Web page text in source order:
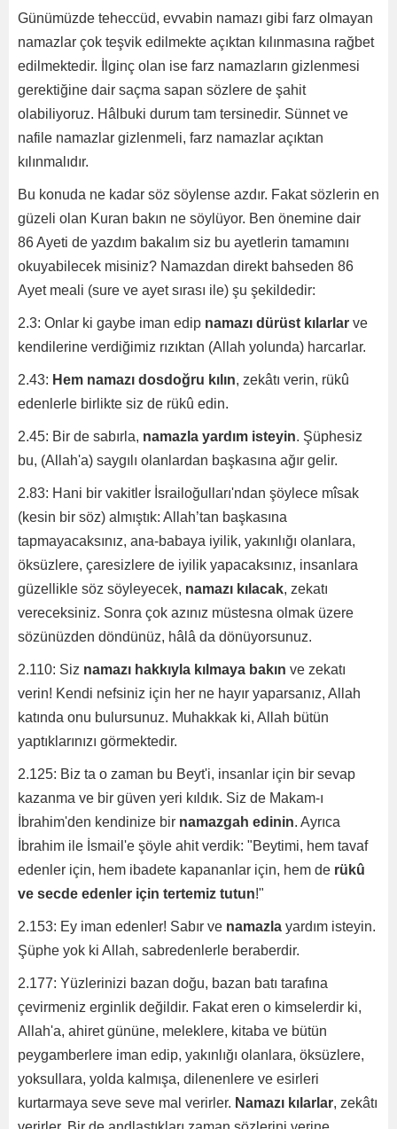
Günümüzde teheccüd, evvabin namazı gibi farz olmayan
namazlar çok teşvik edilmekte açıktan kılınmasına rağbet
edilmektedir. İlginç olan ise farz namazların gizlenmesi
gerektiğine dair saçma sapan sözlere de şahit
olabiliyoruz. Hâlbuki durum tam tersinedir. Sünnet ve
nafile namazlar gizlenmeli, farz namazlar açıktan
kılınmalıdır.
Bu konuda ne kadar söz söylense azdır. Fakat sözlerin en
güzeli olan Kuran bakın ne söylüyor. Ben önemine dair
86 Ayeti de yazdım bakalım siz bu ayetlerin tamamını
okuyabilecek misiniz? Namazdan direkt bahseden 86
Ayet meali (sure ve ayet sırası ile) şu şekildedir:
2.3: Onlar ki gaybe iman edip namazı dürüst kılarlar ve
kendilerine verdiğimiz rızıktan (Allah yolunda) harcarlar.
2.43: Hem namazı dosdoğru kılın, zekâtı verin, rükû
edenlerle birlikte siz de rükû edin.
2.45: Bir de sabırla, namazla yardım isteyin. Şüphesiz
bu, (Allah'a) saygılı olanlardan başkasına ağır gelir.
2.83: Hani bir vakitler İsrailoğulları'ndan şöylece mîsak
(kesin bir söz) almıştık: Allah’tan başkasına
tapmayacaksınız, ana-babaya iyilik, yakınlığı olanlara,
öksüzlere, çaresizlere de iyilik yapacaksınız, insanlara
güzellikle söz söyleyecek, namazı kılacak, zekatı
vereceksiniz. Sonra çok azınız müstesna olmak üzere
sözünüzden döndünüz, hâlâ da dönüyorsunuz.
2.110: Siz namazı hakkıyla kılmaya bakın ve zekatı
verin! Kendi nefsiniz için her ne hayır yaparsanız, Allah
katında onu bulursunuz. Muhakkak ki, Allah bütün
yaptıklarınızı görmektedir.
2.125: Biz ta o zaman bu Beyt'i, insanlar için bir sevap
kazanma ve bir güven yeri kıldık. Siz de Makam-ı
İbrahim'den kendinize bir namazgah edinin. Ayrıca
İbrahim ile İsmail'e şöyle ahit verdik: "Beytimi, hem tavaf
edenler için, hem ibadete kapananlar için, hem de rükû
ve secde edenler için tertemiz tutun!"
2.153: Ey iman edenler! Sabır ve namazla yardım isteyin.
Şüphe yok ki Allah, sabredenlerle beraberdir.
2.177: Yüzlerinizi bazan doğu, bazan batı tarafına
çevirmeniz erginlik değildir. Fakat eren o kimselerdir ki,
Allah'a, ahiret gününe, meleklere, kitaba ve bütün
peygamberlere iman edip, yakınlığı olanlara, öksüzlere,
yoksullara, yolda kalmışa, dilenenlere ve esirleri
kurtarmaya seve seve mal verirler. Namazı kılarlar, zekâtı